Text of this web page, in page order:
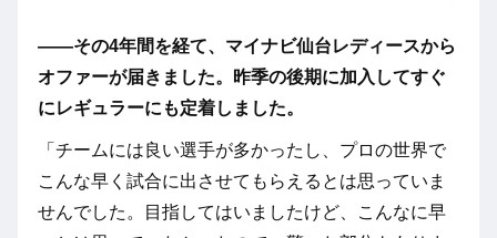
――その4年間を経て、マイナビ仙台レディースから
オファーが届きました。昨季の後期に加入してすぐ
にレギュラーにも定着しました。
「チームには良い選手が多かったし、プロの世界で
こんな早く試合に出させてもらえるとは思っていま
せんでした。目指してはいましたけど、こんなに早